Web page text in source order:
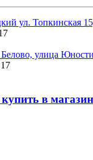
ул. Топкинская
Белово, улица
в